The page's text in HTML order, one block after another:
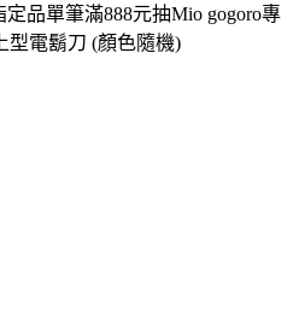
定品單筆滿888元抽Mio gogoro專
型電鬍刀 (顏色隨機)